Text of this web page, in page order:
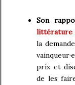
Son
littérature
la
prix et
de les